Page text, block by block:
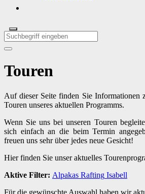
Touren
Auf dieser Seite finden Sie Informationen
Touren unseres aktuellen Programms.
Wenn Sie uns bei unseren Touren
sich einfach an die beim Termin
freuen uns sehr über jedes neue Gesicht!
Hier finden Sie unser aktuelles
Aktive Filter: Alpakas Rafting Isabell
Für die gewünschte Auswahl haben wir